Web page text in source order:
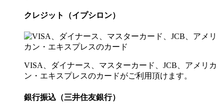
クレジット（イプシロン）
VISA、ダイナース、マスターカード、JCB、アメリカ
ン・エキスプレスのカードがご利用頂けます。
銀行振込（三井住友銀行）